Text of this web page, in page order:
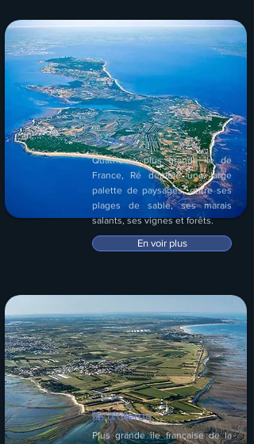
Île de Ré
Quatrième plus grande île de
France, Ré déploie une large
palette de paysages, entre ses
plages de sable, ses marais
salants, ses vignes et forêts.
En voir plus
Île d'Oléron
Plus grande île française de la